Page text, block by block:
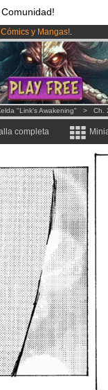
Cómics y Mangas!.
lanzado!.
al mes!Hazte Premium ya
"Link's Awakening" > Ch.
completa